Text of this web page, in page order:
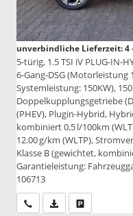
unverbindliche Lieferzeit: 4
5-türig, 1.5 TSI iV PLUG-IN-
6-Gang-DSG (Motorleistung
Systemleistung: 150KW),
Doppelkupplungsgetriebe
(PHEV), Plugin-Hybrid,
kombiniert 0,5 l/100km
12.00 g/km (WLTP),
Klasse B (gewichtet,
Garantieleistung:
106713
Wir rufen Sie an
PDF-Datei,